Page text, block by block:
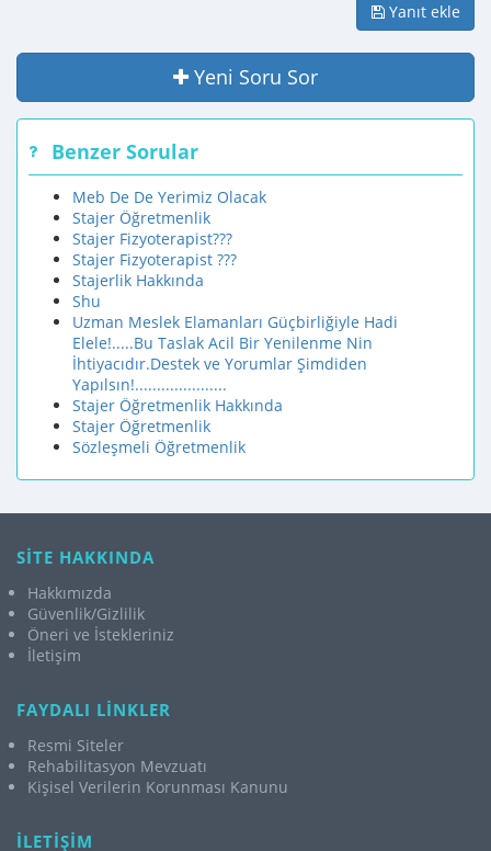
Yanıt ekle
Yeni Soru Sor
Benzer Sorular
Meb De De Yerimiz Olacak
Stajer Öğretmenlik
Stajer Fizyoterapist???
Stajer Fizyoterapist ???
Stajerlik Hakkında
Shu
Uzman Meslek Elamanları Güçbirliğiyle Hadi
Elele!.....Bu Taslak Acil Bir Yenilenme Nin
İhtiyacıdır.Destek ve Yorumlar Şimdiden
Yapılsın!.....................
Stajer Öğretmenlik Hakkında
Stajer Öğretmenlik
Sözleşmeli Öğretmenlik
SİTE HAKKINDA
Hakkımızda
Güvenlik/Gizlilik
Öneri ve İstekleriniz
İletişim
FAYDALI LİNKLER
Resmi Siteler
Rehabilitasyon Mevzuatı
Kişisel Verilerin Korunması Kanunu
İLETİŞİM